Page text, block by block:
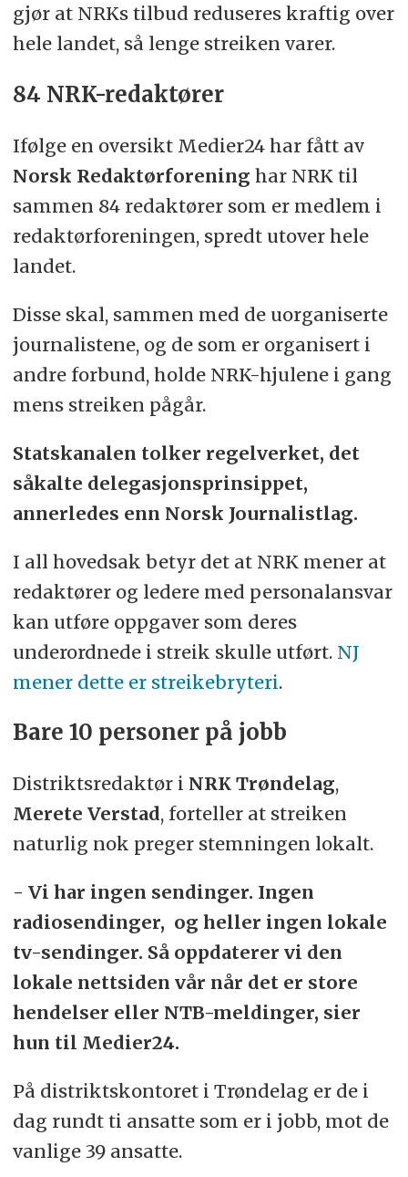
gjør at NRKs tilbud reduseres kraftig over
hele landet, så lenge streiken varer.
84 NRK-redaktører
Ifølge en oversikt Medier24 har fått av
Norsk Redaktørforening har NRK til
sammen 84 redaktører som er medlem i
redaktørforeningen, spredt utover hele
landet.
Disse skal, sammen med de uorganiserte
journalistene, og de som er organisert i
andre forbund, holde NRK-hjulene i gang
mens streiken pågår.
Statskanalen tolker regelverket, det
såkalte delegasjonsprinsippet,
annerledes enn Norsk Journalistlag.
I all hovedsak betyr det at NRK mener at
redaktører og ledere med personalansvar
kan utføre oppgaver som deres
underordnede i streik skulle utført. NJ
mener dette er streikebryteri.
Bare 10 personer på jobb
Distriktsredaktør i NRK Trøndelag,
Merete Verstad, forteller at streiken
naturlig nok preger stemningen lokalt.
- Vi har ingen sendinger. Ingen
radiosendinger, og heller ingen lokale
tv-sendinger. Så oppdaterer vi den
lokale nettsiden vår når det er store
hendelser eller NTB-meldinger, sier
hun til Medier24.
På distriktskontoret i Trøndelag er de i
dag rundt ti ansatte som er i jobb, mot de
vanlige 39 ansatte.